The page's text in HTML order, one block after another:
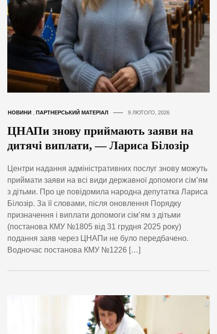
НОВИНИ ПАРТНЕРСЬКИЙ МАТЕРІАЛ 9 ЛЮТОГО, 2026
ЦНАПи знову приймають заяви на
дитячі виплати, — Лариса Білозір
Центри надання адміністративних послуг знову можуть
приймати заяви на всі види державної допомоги сім’ям
з дітьми. Про це повідомила народна депутатка Лариса
Білозір. За її словами, після оновлення Порядку
призначення і виплати допомоги сім’ям з дітьми
(постанова КМУ №1805 від 31 грудня 2025 року)
подання заяв через ЦНАПи не було передбачено.
Водночас постанова КМУ №1226 […]